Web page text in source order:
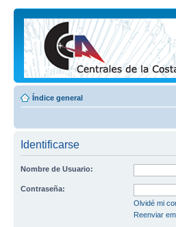
Índice general
Identificarse
Nombre de Usuario:
Contraseña:
Olvidé mi
Reenviar